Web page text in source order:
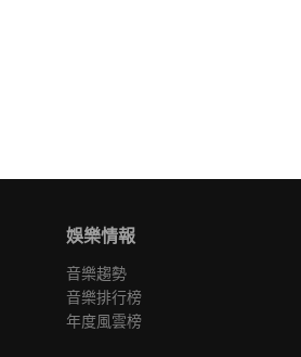
娛樂情報
音樂趨勢
音樂排行榜
年度風雲榜